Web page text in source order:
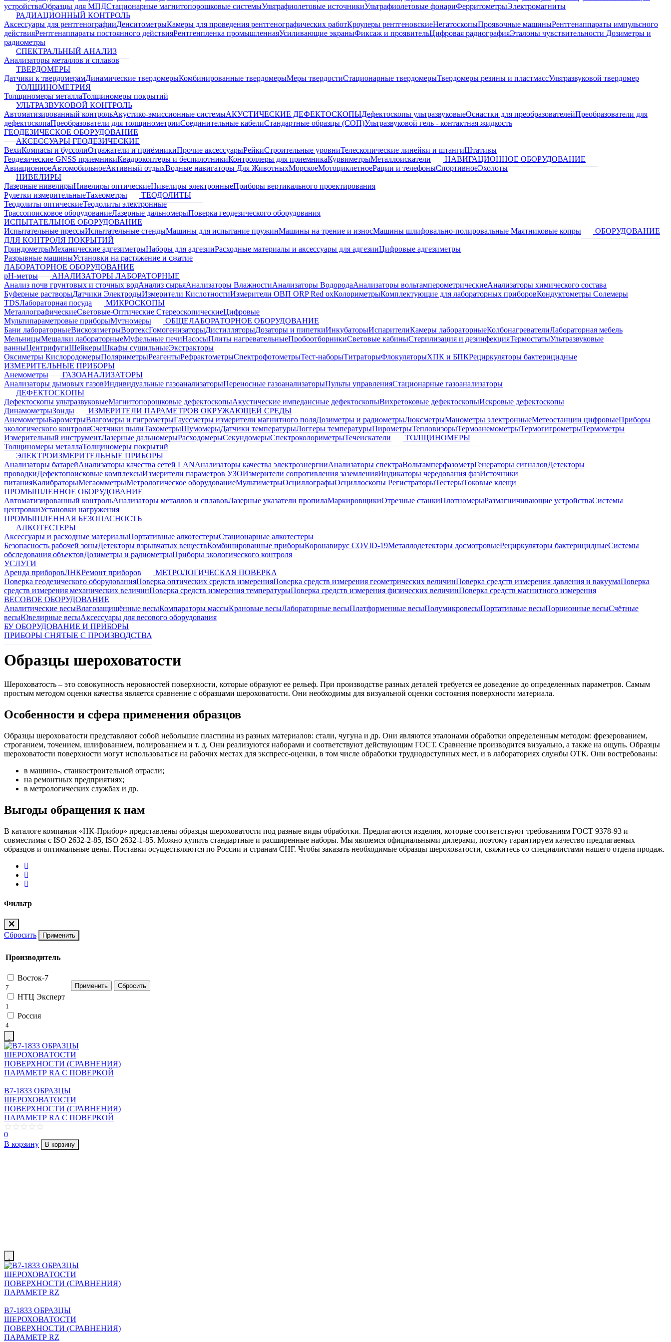
устройстваОбразцы для МПДСтационарные магнитопорошковые системыУльтрафиолетовые источникиУльтрафиолетовые фонариФерритометрыЭлектромагниты
РАДИАЦИОННЫЙ КОНТРОЛЬ
Аксессуары для рентгенографииДенситометрыКамеры для проведения рентгенографических работКроулеры рентгеновскиеНегатоскопыПроявочные машиныРентгенаппараты импульсного
действияРентгенаппараты постоянного действияРентгенпленка промышленнаяУсиливающие экраныФиксаж и проявительЦифровая радиографияЭталоны чувствительности Дозиметры и
радиометры
СПЕКТРАЛЬНЫЙ АНАЛИЗ
Анализаторы металлов и сплавов
ТВЕРДОМЕРЫ
Датчики к твердомерамДинамические твердомерыКомбинированные твердомерыМеры твердостиСтационарные твердомерыТвердомеры резины и пластмассУльтразвуковой твердомер
ТОЛЩИНОМЕТРИЯ
Толщиномеры металлаТолщиномеры покрытий
УЛЬТРАЗВУКОВОЙ КОНТРОЛЬ
Автоматизированный контрольАкустико-эмиссионные системыАКУСТИЧЕСКИЕ ДЕФЕКТОСКОПЫДефектоскопы ультразвуковыеОснастки для преобразователейПреобразователи для
дефектоскопаПреобразователи для толщинометрииСоединительные кабелиСтандартные образцы (СОП)Ультразвуковой гель - контактная жидкость
ГЕОДЕЗИЧЕСКОЕ ОБОРУДОВАНИЕ
АКСЕССУАРЫ ГЕОДЕЗИЧЕСКИЕ
ВехиКомпасы и буссолиОтражатели и приёмникиПрочие аксессуарыРейкиСтроительные уровниТелескопические линейки и штангиШтативы
Геодезические GNSS приемникиКвадрокоптеры и беспилотникиКонтроллеры для приемникаКурвиметрыМеталлоискатели
НАВИГАЦИОННОЕ ОБОРУДОВАНИЕ
АвиационноеАвтомобильноеАктивный отдыхВодные навигаторы Для ЖивотныхМорскоеМотоциклетноеРации и телефоныСпортивноеЭхолоты
НИВЕЛИРЫ
Лазерные нивелирыНивелиры оптическиеНивелиры электронныеПриборы вертикального проектирования
Рулетки измерительныеТахеометры
ТЕОДОЛИТЫ
Теодолиты оптическиеТеодолиты электронные
Трассопоисковое оборудованиеЛазерные дальномерыПоверка геодезического оборудования
ИСПЫТАТЕЛЬНОЕ ОБОРУДОВАНИЕ
Испытательные прессыИспытательные стендыМашины для испытание пружинМашины на трение и износМашины шлифовально-полировальные Маятниковые копры
ОБОРУДОВАНИЕ
ДЛЯ КОНТРОЛЯ ПОКРЫТИЙ
ГриндометрыМеханические адгезиметрыНаборы для адгезииРасходные материалы и аксессуары для адгезииЦифровые адгезиметры
Разрывные машиныУстановки на растяжение и сжатие
ЛАБОРАТОРНОЕ ОБОРУДОВАНИЕ
pH-метры
АНАЛИЗАТОРЫ ЛАБОРАТОРНЫЕ
Анализ почв грунтовых и сточных водАнализ сырьяАнализаторы ВлажностиАнализаторы ВодородаАнализаторы вольтамперометрическиеАнализаторы химического состава
Буферные растворыДатчики ЭлектродыИзмерители КислотностиИзмерители ОВП ORP Red oxКолориметрыКомплектующие для лабораторных приборовКондуктометры Солемеры
TDSЛабораторная посуда
МИКРОСКОПЫ
МеталлографическиеСветовые-ОптическиеСтереоскопическиеЦифровые
Мультипараметровые приборыМутномеры
ОБЩЕЛАБОРАТОРНОЕ ОБОРУДОВАНИЕ
Бани лабораторныеВискозиметрыВортексГомогенизаторыДистилляторыДозаторы и пипеткиИнкубаторыИспарителиКамеры лабораторныеКолбонагревателиЛабораторная мебель
МельницыМешалки лабораторныеМуфельные печиНасосыПлиты нагревательныеПробоотборникиСветовые кабиныСтерилизация и дезинфекцияТермостатыУльтразвуковые
ванныЦентрифугиШейкерыШкафы сушильныеЭкстракторы
Оксиметры КислородомерыПоляриметрыРеагентыРефрактометрыСпектрофотометрыТест-наборыТитраторыФлокуляторыХПК и БПКРециркуляторы бактерицидные
ИЗМЕРИТЕЛЬНЫЕ ПРИБОРЫ
Анемометры
ГАЗОАНАЛИЗАТОРЫ
Анализаторы дымовых газовИндивидуальные газоанализаторыПереносные газоанализаторыПульты управленияСтационарные газоанализаторы
ДЕФЕКТОСКОПЫ
Дефектоскопы ультразвуковыеМагнитопорошковые дефектоскопыАкустические импедансные дефектоскопыВихретоковые дефектоскопыИскровые дефектоскопы
ДинамометрыЗонды
ИЗМЕРИТЕЛИ ПАРАМЕТРОВ ОКРУЖАЮЩЕЙ СРЕДЫ
АнемометрыБарометрыВлагомеры и гигрометрыГауссметры измерители магнитного поляДозиметры и радиометрыЛюксметрыМанометры электронныеМетеостанции цифровыеПриборы
экологического контроляСчетчики пылиТахометрыШумомерыДатчики температурыЛоггеры температурыПирометрыТепловизорыТермоанемометрыТермогигрометрыТермометры
Измерительный инструментЛазерные дальномерыРасходомерыСекундомерыСпектроколориметрыТечеискатели
ТОЛЩИНОМЕРЫ
Толщиномеры металлаТолщиномеры покрытий
ЭЛЕКТРОИЗМЕРИТЕЛЬНЫЕ ПРИБОРЫ
Анализаторы батарейАнализаторы качества сетей LANАнализаторы качества электроэнергииАнализаторы спектраВольтамперфазометрГенераторы сигналовДетекторы
проводкиДефектопоисковые комплексыИзмерители параметров УЗОИзмерители сопротивления заземленияИндикаторы чередования фазИсточники
питанияКалибраторыМегаомметрыМетрологическое оборудованиеМультиметрыОсциллографыОсциллоскопы РегистраторыТестерыТоковые клещи
ПРОМЫШЛЕННОЕ ОБОРУДОВАНИЕ
Автоматизированный контрольАнализаторы металлов и сплавовЛазерные указатели пропилаМаркировщикиОтрезные станкиПлотномерыРазмагничивающие устройстваСистемы
центровкиУстановки нагружения
ПРОМЫШЛЕННАЯ БЕЗОПАСНОСТЬ
АЛКОТЕСТЕРЫ
Аксессуары и расходные материалыПортативные алкотестерыСтационарные алкотестеры
Безопасность рабочей зоныДетекторы взрывчатых веществКомбинированные приборыКоронавирус COVID-19Металлодетекторы досмотровыеРециркуляторы бактерицидныеСистемы
обследования объектовДозиметры и радиометрыПриборы экологического контроля
УСЛУГИ
Аренда приборовЛНКРемонт приборов
МЕТРОЛОГИЧЕСКАЯ ПОВЕРКА
Поверка геодезического оборудованияПоверка оптических средств измеренияПоверка средств измерения геометрических величинПоверка средств измерения давления и вакуумаПоверка
средств измерения механических величинПоверка средств измерения температурыПоверка средств измерения физических величинПоверка средств магнитного измерения
ВЕСОВОЕ ОБОРУДОВАНИЕ
Аналитические весыВлагозащищённые весыКомпараторы массыКрановые весыЛабораторные весыПлатформенные весыПолумикровесыПортативные весыПорционные весыСчётные
весыЮвелирные весыАксессуары для весового оборудования
БУ ОБОРУДОВАНИЕ И ПРИБОРЫ
ПРИБОРЫ СНЯТЫЕ С ПРОИЗВОДСТВА
Образцы шероховатости
Шероховатость – это совокупность неровностей поверхности, которые образуют ее рельеф. При производстве разных деталей требуется ее доведение до определенных параметров. Самым
простым методом оценки качества является сравнение с образцами шероховатости. Они необходимы для визуальной оценки состояния поверхности материала.
Особенности и сфера применения образцов
Образцы шероховатости представляют собой небольшие пластины из разных материалов: стали, чугуна и др. Они являются эталонами обработки определенным методом: фрезерованием,
строганием, точением, шлифованием, полированием и т. д. Они реализуются наборами и соответствуют действующим ГОСТ. Сравнение производится визуально, а также на ощупь. Образцы
шероховатости поверхности могут использоваться на рабочих местах для экспресс-оценки, в том числе обработки труднодоступных мест, и в лабораториях службы ОТК. Они востребованы:
в машино-, станкостроительной отрасли;
на ремонтных предприятиях;
в метрологических службах и др.
Выгоды обращения к нам
В каталоге компании «НК-Прибор» представлены образцы шероховатости под разные виды обработки. Предлагаются изделия, которые соответствуют требованиям ГОСТ 9378-93 и
совместимы с ISO 2632-2-85, ISO 2632-1-85. Можно купить стандартные и расширенные наборы. Мы являемся официальными дилерами, поэтому гарантируем качество предлагаемых
образцов и оптимальные цены. Поставки осуществляются по России и странам СНГ. Чтобы заказать необходимые образцы шероховатости, свяжитесь со специалистами нашего отдела продаж.
Фильтр
Сбросить Применить
Производитель
Восток-7
7
НТЦ Эксперт
1
Россия
4
В7-1833 ОБРАЗЦЫ
ШЕРОХОВАТОСТИ
ПОВЕРХНОСТИ (СРАВНЕНИЯ)
ПАРАМЕТР RA С ПОВЕРКОЙ
0
В корзину
В корзину
В7-1833 ОБРАЗЦЫ
ШЕРОХОВАТОСТИ
ПОВЕРХНОСТИ (СРАВНЕНИЯ)
ПАРАМЕТР RZ